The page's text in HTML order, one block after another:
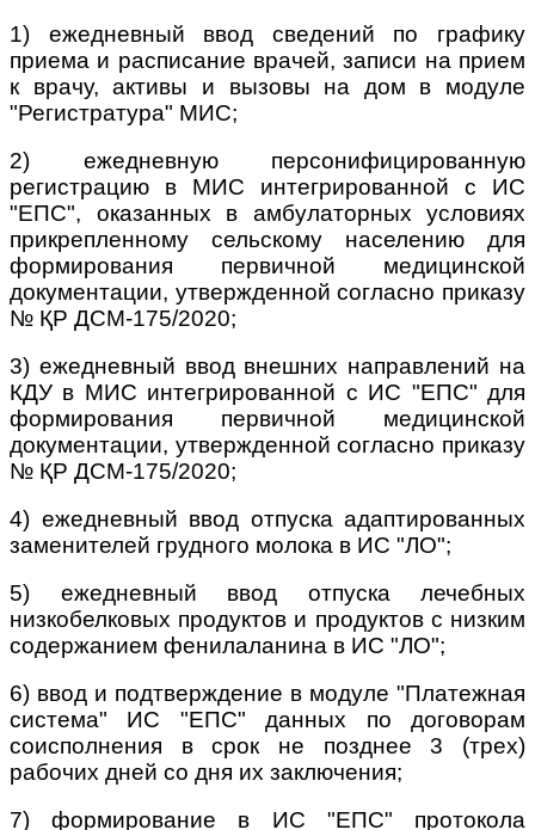
1) ежедневный ввод сведений по графику
приема и расписание врачей, записи на прием
к врачу, активы и вызовы на дом в модуле
"Регистратура" МИС;
2) ежедневную персонифицированную
регистрацию в МИС интегрированной с ИС
"ЕПС", оказанных в амбулаторных условиях
прикрепленному сельскому населению для
формирования первичной медицинской
документации, утвержденной согласно приказу
№ ҚР ДСМ-175/2020;
3) ежедневный ввод внешних направлений на
КДУ в МИС интегрированной с ИС "ЕПС" для
формирования первичной медицинской
документации, утвержденной согласно приказу
№ ҚР ДСМ-175/2020;
4) ежедневный ввод отпуска адаптированных
заменителей грудного молока в ИС "ЛО";
5) ежедневный ввод отпуска лечебных
низкобелковых продуктов и продуктов с низким
содержанием фенилаланина в ИС "ЛО";
6) ввод и подтверждение в модуле "Платежная
система" ИС "ЕПС" данных по договорам
соисполнения в срок не позднее 3 (трех)
рабочих дней со дня их заключения;
7) формирование в ИС "ЕПС" протокола